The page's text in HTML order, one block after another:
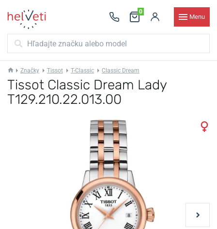
0
Menu
Značky Tissot T-Classic Classic Dream
Tissot Classic Dream Lady
T129.210.22.013.00